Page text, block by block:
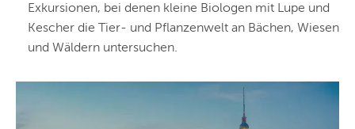
Exkursionen, bei denen kleine Biologen mit Lupe und
Kescher die Tier- und Pflanzenwelt an Bächen, Wiesen
und Wäldern untersuchen.